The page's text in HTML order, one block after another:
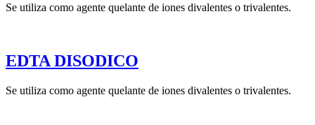
Se utiliza como agente quelante de iones divalentes o trivalentes.
EDTA DISODICO
Se utiliza como agente quelante de iones divalentes o trivalentes.